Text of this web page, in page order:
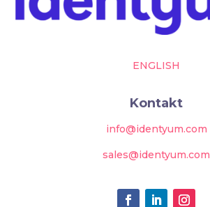
ENGLISH
Kontakt
info@identyum.com
sales@identyum.com